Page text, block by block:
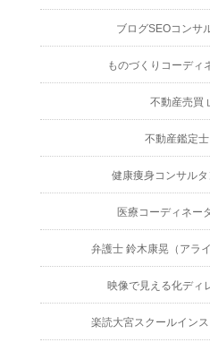
ブログSEOコンサ
ものづくりコーディ
不動産売買
不動産鑑定
健康痩身コンサル
医療コーディネー
弁護士 鈴木康晃（アラ
映像で見える化ディ
楽読大宮スクールイン